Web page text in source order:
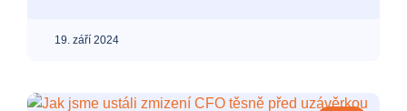
19. září 2024